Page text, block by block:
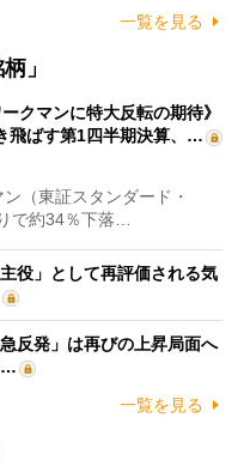
一覧を見る
」
クマンに特大反転の期待》
飛ばす第1四半期決算、…
（東証スタンダード・
で約34％下落…
役」として再評価される気
反発」は再びの上昇局面へ
…
一覧を見る